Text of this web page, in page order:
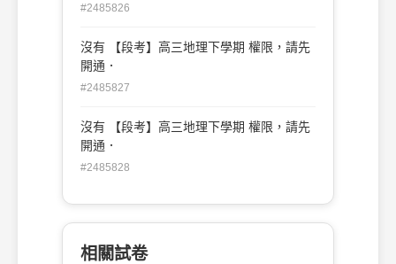
#2485826
沒有 【段考】高三地理下學期 權限，請先
開通．
#2485827
沒有 【段考】高三地理下學期 權限，請先
開通．
#2485828
相關試卷